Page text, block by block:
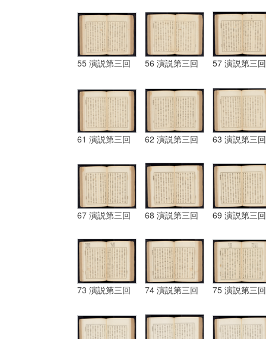
55 演説第三回 56 演説第三回 57 演説第三回
61 演説第三回 62 演説第三回 63 演説第三回
67 演説第三回 68 演説第三回 69 演説第三回
73 演説第三回 74 演説第三回 75 演説第三回